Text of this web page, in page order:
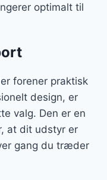
optimalt til
forener praktisk
design, er
valg. Den er en
at dit udstyr er
gang du træder